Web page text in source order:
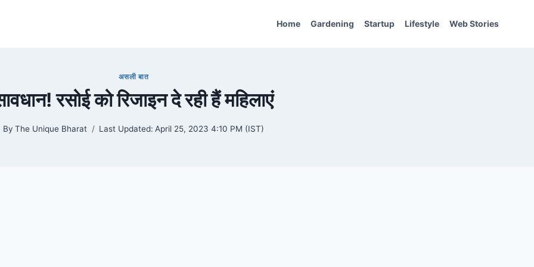
Home Gardening Startup Lifestyle Web Stories
असली बात
रसोई को रिजाइन दे रही हैं महिलाएं
By The Unique Bharat Last Updated: April 25, 2023 4:10 PM (IST)